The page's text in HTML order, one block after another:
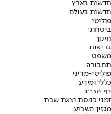
חדשות בארץ
חדשות בעולם
פוליטי
ביטחוני
חינוך
בריאות
משפט
תחבורה
פוליטי-מדיני
כללי ומידע
דף הבית
זמני כניסת וצאת שבת
מגזין השבוע